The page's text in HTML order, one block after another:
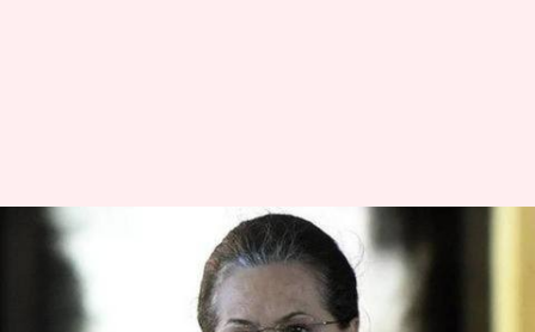
सोनिया गांधी का संदेश- कोरोना
वायरस के खिलाफ लड़ाई में देश के
साथ है कांग्रेस